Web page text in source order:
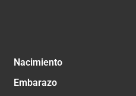
Nacimiento
Embarazo